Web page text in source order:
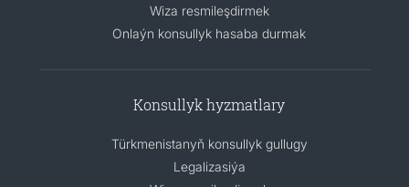
Wiza resmileşdirmek
Onlaýn konsullyk hasaba durmak
Konsullyk hyzmatlary
Türkmenistanyň konsullyk gullugy
Legalizasiýa